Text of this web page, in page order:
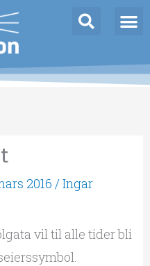
2016 /Ingar
vil til alle tider bli